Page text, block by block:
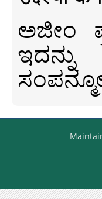
ಅಜೀಂ